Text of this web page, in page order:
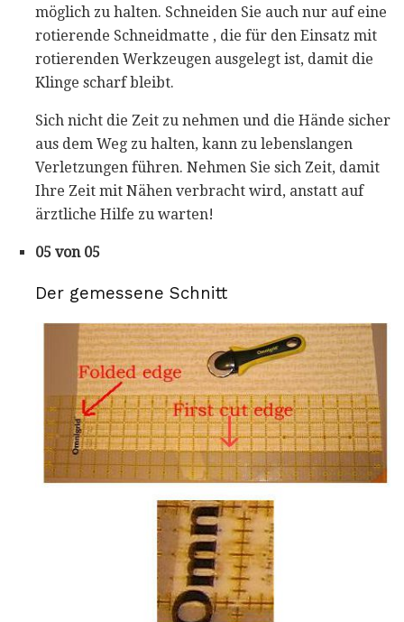
möglich zu halten. Schneiden Sie auch nur auf eine
rotierende Schneidmatte , die für den Einsatz mit
rotierenden Werkzeugen ausgelegt ist, damit die
Klinge scharf bleibt.
Sich nicht die Zeit zu nehmen und die Hände sicher
aus dem Weg zu halten, kann zu lebenslangen
Verletzungen führen. Nehmen Sie sich Zeit, damit
Ihre Zeit mit Nähen verbracht wird, anstatt auf
ärztliche Hilfe zu warten!
05 von 05
Der gemessene Schnitt